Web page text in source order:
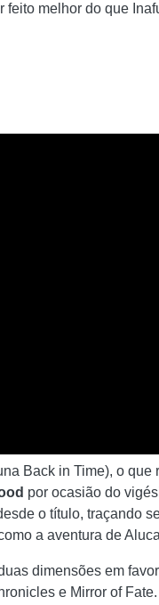
melhor do que
Back in Time), o que
por ocasião do
o título, traçando
a aventura de
dimensões em
e Mirror of Fate.